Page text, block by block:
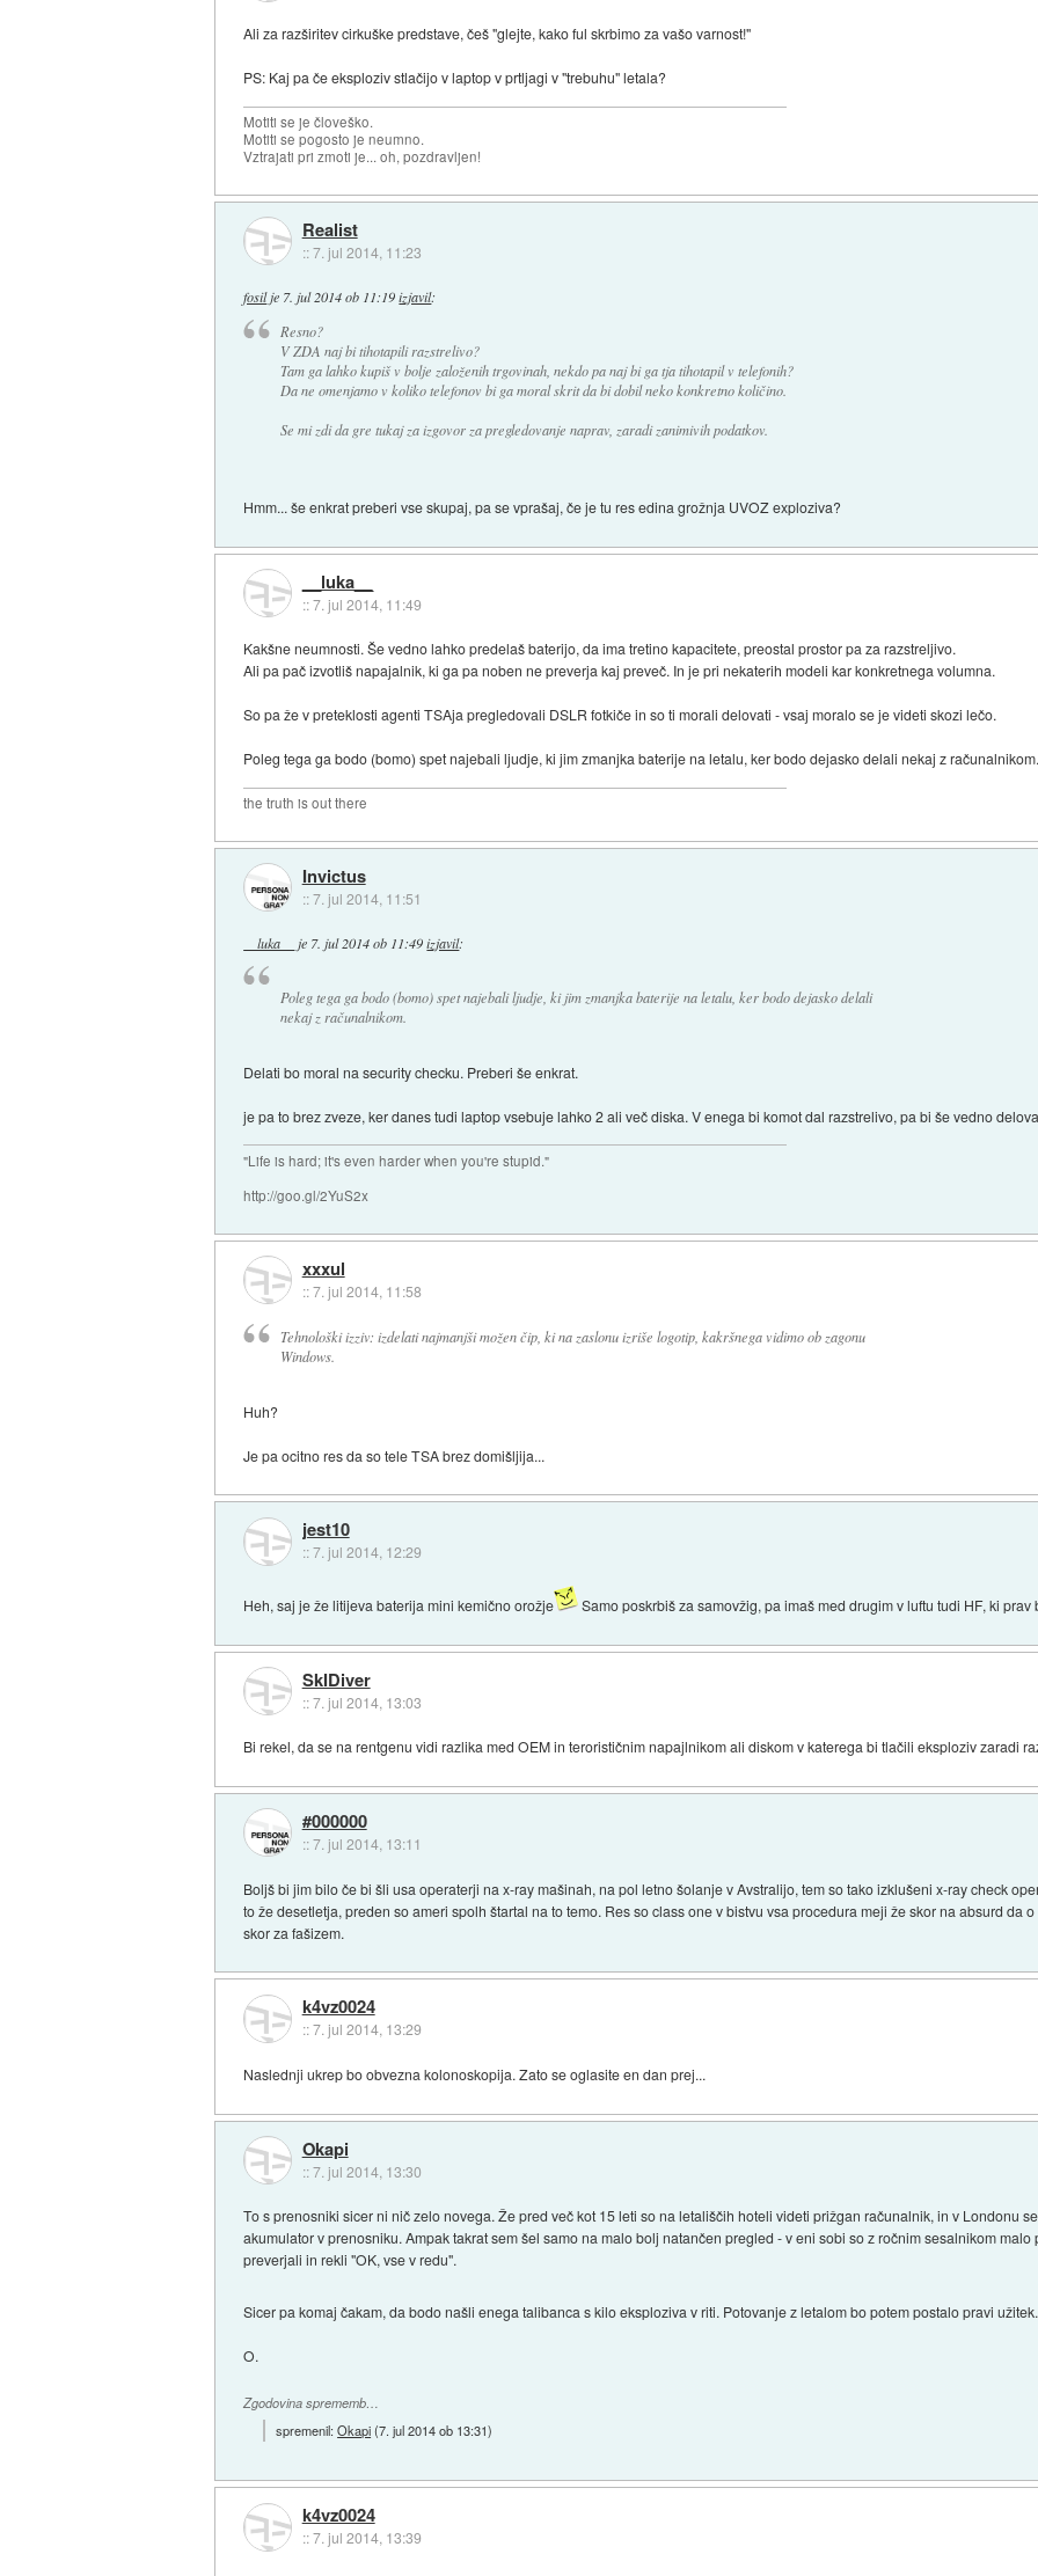
Ali za razširitev cirkuške predstave, češ "glejte, kako ful skrbimo za vašo varnost!"
PS: Kaj pa če eksploziv stlačijo v laptop v prtljagi v "trebuhu" letala?
Motiti se je človeško.
Motiti se pogosto je neumno.
Vztrajati pri zmoti je... oh, pozdravljen!
Realist
::7. jul 2014, 11:23
fosilje 7. jul 2014 ob 11:19 izjavil:
Resno?
V ZDA naj bi tihotapili razstrelivo?
Tam ga lahko kupiš v bolje založenih trgovinah, nekdo pa naj bi ga tja tihotapil v telefonih?
Da ne omenjamo v koliko telefonov bi ga moral skrit da bi dobil neko konkretno količino.
Se mi zdi da gre tukaj za izgovor za pregledovanje naprav, zaradi zanimivih podatkov.
Hmm... še enkrat preberi vse skupaj, pa se vprašaj, če je tu res edina grožnja UVOZ exploziva?
__luka__
::7. jul 2014, 11:49
Kakšne neumnosti. Še vedno lahko predelaš baterijo, da ima tretino kapacitete, preostal prostor pa za razstreljivo.
Ali pa pač izvotliš napajalnik, ki ga pa noben ne preverja kaj preveč. In je pri nekaterih modeli kar konkretnega volumna.
So pa že v preteklosti agenti TSAja pregledovali DSLR fotkiče in so ti morali delovati - vsaj moralo se je videti skozi lečo.
Poleg tega ga bodo (bomo) spet najebali ljudje, ki jim zmanjka baterije na letalu, ker bodo dejasko delali nekaj z
the truth is out there
Invictus
::7. jul 2014, 11:51
__luka__ je 7. jul 2014 ob 11:49 izjavil:
Poleg tega ga bodo (bomo) spet najebali ljudje, ki jim zmanjka baterije na letalu, ker bodo dejasko delali
nekaj z računalnikom.
Delati bo moral na security checku. Preberi še enkrat.
je pa to brez zveze, ker danes tudi laptop vsebuje lahko 2 ali več diska. V enega bi komot dal razstrelivo, pa bi še vedno
"Life is hard; it's even harder when you're stupid."
http://goo.gl/2YuS2x
xxxul
::7. jul 2014, 11:58
Tehnološki izziv: izdelati najmanjši možen čip, ki na zaslonu izriše logotip, kakršnega vidimo ob zagonu
Windows.
Huh?
Je pa ocitno res da so tele TSA brez domišljija...
jest10
::7. jul 2014, 12:29
Heh, saj je že litijeva baterija mini kemično orožje Samo poskrbiš za samovžig, pa imaš med drugim v luftu tudi HF, ki
SkIDiver
::7. jul 2014, 13:03
Bi rekel, da se na rentgenu vidi razlika med OEM in terorističnim napajlnikom ali diskom v katerega bi tlačili eksploziv zaradi
#000000
::7. jul 2014, 13:11
Boljš bi jim bilo če bi šli usa operaterji na x-ray mašinah, na pol letno šolanje v Avstralijo, tem so tako izklušeni x-ray check
to že desetletja, preden so ameri spolh štartal na to temo. Res so class one v bistvu vsa procedura meji že skor na absurd da
skor za fašizem.
k4vz0024
::7. jul 2014, 13:29
Naslednji ukrep bo obvezna kolonoskopija. Zato se oglasite en dan prej...
Okapi
::7. jul 2014, 13:30
To s prenosniki sicer ni nič zelo novega. Že pred več kot 15 leti so na letališčih hoteli videti prižgan računalnik, in v Londonu
akumulator v prenosniku. Ampak takrat sem šel samo na malo bolj natančen pregled - v eni sobi so z ročnim sesalnikom
preverjali in rekli "OK, vse v redu".
Sicer pa komaj čakam, da bodo našli enega talibanca s kilo eksploziva v riti. Potovanje z letalom bo potem postalo pravi užitek.
O.
Zgodovina sprememb…
spremenil:Okapi(7. jul 2014 ob 13:31)
k4vz0024
::7. jul 2014, 13:39